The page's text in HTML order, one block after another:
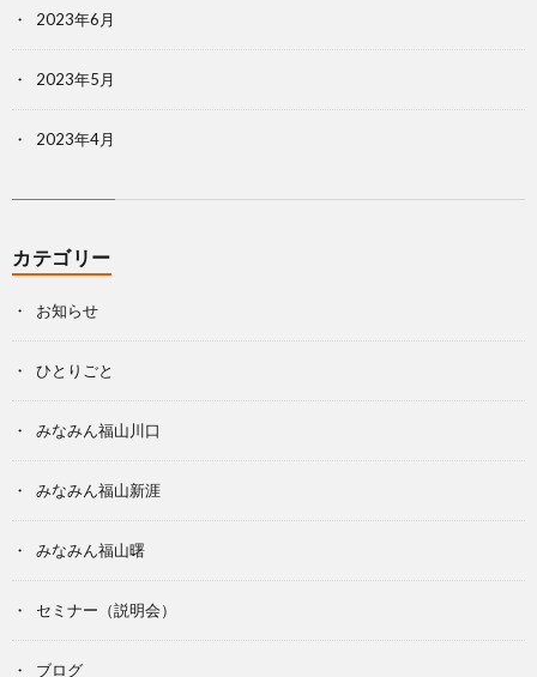
2023年6月
2023年5月
2023年4月
カテゴリー
お知らせ
ひとりごと
みなみん福山川口
みなみん福山新涯
みなみん福山曙
セミナー（説明会）
ブログ